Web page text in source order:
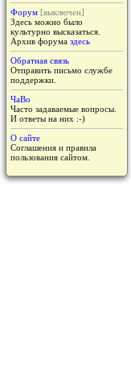
Форум [выключен]
Здесь можно было
культурно высказаться.
Архив форума здесь
Обратная связь
Отправить письмо службе
поддержки.
ЧаВо
Часто задаваемые вопросы.
И ответы на них :-)
О сайте
Соглашения и правила
пользования сайтом.